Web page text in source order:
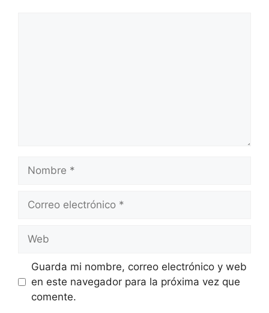
Nombre
Correo
Web
Guarda mi nombre, correo electrónico y web
en este navegador para la próxima vez que
comente.